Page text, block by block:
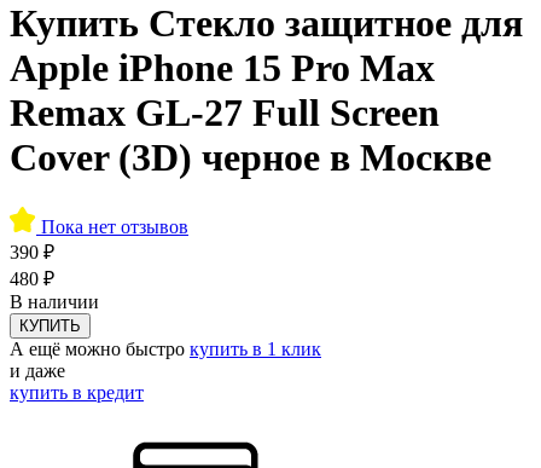
Купить Стекло защитное для
Apple iPhone 15 Pro Max
Remax GL-27 Full Screen
Cover (3D) черное в Москве
Пока нет отзывов
390 ₽
480 ₽
В наличии
КУПИТЬ
А ещё можно быстро купить в 1 клик
и даже
купить в кредит